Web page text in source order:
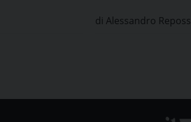
di Alessandro Repossi